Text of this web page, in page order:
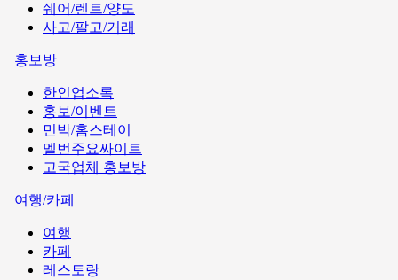
쉐어/렌트/양도
사고/팔고/거래
홍보방
한인업소록
홍보/이벤트
민박/홈스테이
멜번주요싸이트
고국업체 홍보방
여행/카페
여행
카페
레스토랑